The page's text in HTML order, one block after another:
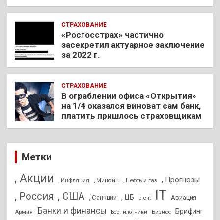
СТРАХОВАНИЕ
«Росгосстрах» частично
засекретил актуарное заключение
за 2022 г.
СТРАХОВАНИЕ
В ограблении офиса «Открытия»
на 1/4 оказался виноват сам банк,
платить пришлось страховщикам
Метки
, Акции , Инфляция , Минфин , Нефть и газ , Прогнозы
, Россия , США , Санкции , ЦБ brent IT Авиация
Армия Банки и финансы Беспилотники Бизнес
Брифинг